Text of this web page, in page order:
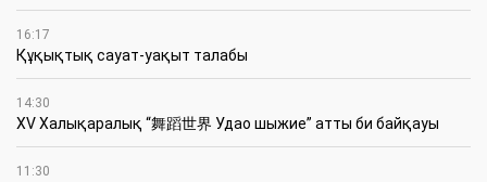
16:17
Құқықтық сауат-уақыт талабы
14:30
XV Халықаралық “舞蹈世界 Удао шыжие” атты би байқауы
11:30